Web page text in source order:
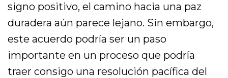
signo positivo, el camino hacia una paz
duradera aún parece lejano. Sin embargo,
este acuerdo podría ser un paso
importante en un proceso que podría
traer consigo una resolución pacífica del